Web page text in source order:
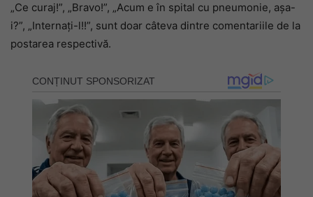
„Ce curaj!”, „Bravo!”, „Acum e în spital cu pneumonie, așa-
i?”, „Internați-l!!”, sunt doar câteva dintre comentariile de la
postarea respectivă.